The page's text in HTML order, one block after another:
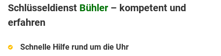
Schlüsseldienst Bühler – kompetent und
erfahren
Schnelle Hilfe rund um die Uhr